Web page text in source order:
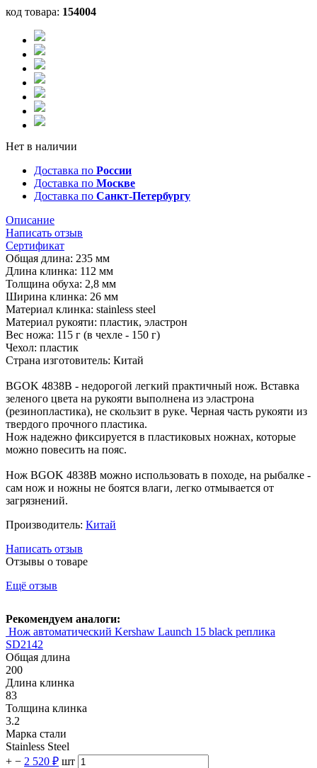
код товара: 154004
Нет в наличии
Доставка по России
Доставка по Москве
Доставка по Санкт-Петербургу
Описание
Написать отзыв
Сертификат
Общая длина: 235 мм
Длина клинка: 112 мм
Толщина обуха: 2,8 мм
Ширина клинка: 26 мм
Материал клинка: stainless steel
Материал рукояти: пластик, эластрон
Вес ножа: 115 г (в чехле - 150 г)
Чехол: пластик
Страна изготовитель: Китай
BGOK 4838B - недорогой легкий практичный нож. Вставка
зеленого цвета на рукояти выполнена из эластрона
(резинопластика), не скользит в руке. Черная часть рукояти из
твердого прочного пластика.
Нож надежно фиксируется в пластиковых ножнах, которые
можно повесить на пояс.
Нож BGOK 4838B можно использовать в походе, на рыбалке -
сам нож и ножны не боятся влаги, легко отмывается от
загрязнений.
Производитель: Китай
Написать отзыв
Отзывы о товаре
Ещё отзыв
Рекомендуем аналоги:
Нож автоматический Kershaw Launch 15 black реплика
SD2142
Общая длина
200
Длина клинка
83
Толщина клинка
3.2
Марка стали
Stainless Steel
+ − 2 520 ₽ шт